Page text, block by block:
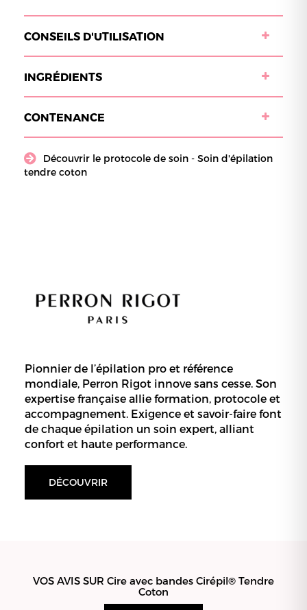
CONSEILS D'UTILISATION
INGRÉDIENTS
CONTENANCE
Découvrir le protocole de soin - Soin d'épilation
tendre coton
Pionnier de l’épilation pro et référence
mondiale, Perron Rigot innove sans cesse. Son
expertise française allie formation, protocole et
accompagnement. Exigence et savoir-faire font
de chaque épilation un soin expert, alliant
confort et haute performance.
DÉCOUVRIR
VOS AVIS SUR Cire avec bandes Cirépil® Tendre
Coton